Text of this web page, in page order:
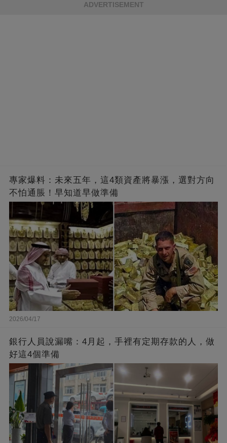
ADVERTISEMENT
專家爆料：未來五年，這4類資產將暴漲，選對方向
不怕通脹！早知道早做準備
2026/04/17
銀行人員說漏嘴：4月起，手裡有定期存款的人，做
好這4個準備